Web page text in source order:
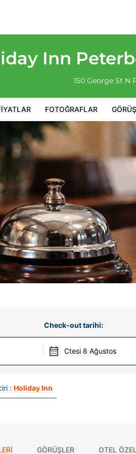
Inn
150 George St N
FOTOĞRAFLAR
Waterfront, ON by IHG
Check-out tarihi:
Ctesi 8 Ağustos
: Holiday Inn
GÖRÜŞLER OTEL